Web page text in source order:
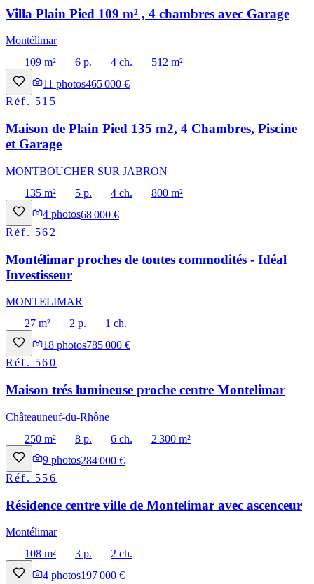
Villa Plain Pied 109 m² , 4 chambres avec Garage
Montélimar
109 m²
6 p. 4 ch.
512 m²
11 photos465 000 €
Réf. 515
Maison de Plain Pied 135 m2, 4 Chambres, Piscine
et Garage
MONTBOUCHER SUR JABRON
135 m²
5 p. 4 ch.
800 m²
4 photos68 000 €
Réf. 562
Montélimar proches de toutes commodités - Idéal
Investisseur
MONTELIMAR
27 m²
2 p.
1 ch.
18 photos785 000 €
Réf. 560
Maison trés lumineuse proche centre Montelimar
Châteauneuf-du-Rhône
250 m²
8 p. 6 ch.
2 300 m²
9 photos284 000 €
Réf. 556
Résidence centre ville de Montelimar avec ascenceur
Montélimar
108 m²
3 p.
2 ch.
4 photos197 000 €